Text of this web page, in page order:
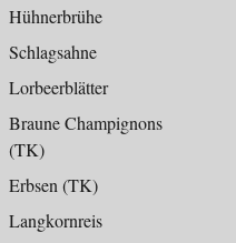
Hühnerbrühe
Schlagsahne
Lorbeerblätter
Braune Champignons
(TK)
Erbsen (TK)
Langkornreis